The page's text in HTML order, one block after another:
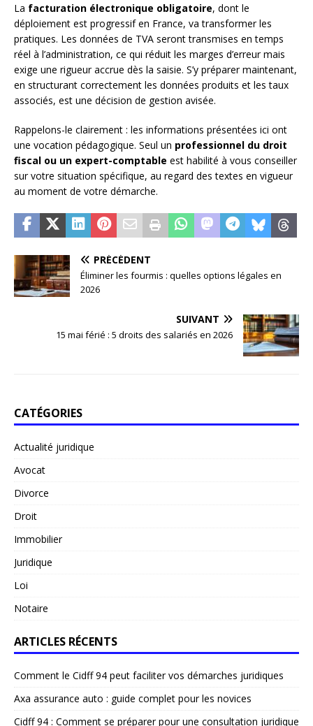
La facturation électronique obligatoire, dont le
déploiement est progressif en France, va transformer les
pratiques. Les données de TVA seront transmises en temps
réel à l’administration, ce qui réduit les marges d’erreur mais
exige une rigueur accrue dès la saisie. S’y préparer maintenant,
en structurant correctement les données produits et les taux
associés, est une décision de gestion avisée.
Rappelons-le clairement : les informations présentées ici ont
une vocation pédagogique. Seul un professionnel du droit
fiscal ou un expert-comptable est habilité à vous conseiller
sur votre situation spécifique, au regard des textes en vigueur
au moment de votre démarche.
PRÉCÉDENT
Éliminer les fourmis : quelles options légales en
2026
SUIVANT
15 mai férié : 5 droits des salariés en 2026
CATÉGORIES
Actualité juridique
Avocat
Divorce
Droit
Immobilier
Juridique
Loi
Notaire
ARTICLES RÉCENTS
Comment le Cidff 94 peut faciliter vos démarches juridiques
Axa assurance auto : guide complet pour les novices
Cidff 94 : Comment se préparer pour une consultation juridique